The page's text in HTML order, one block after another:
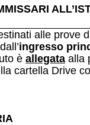
alle prove
ingresso
è allegata alla
cartella Drive